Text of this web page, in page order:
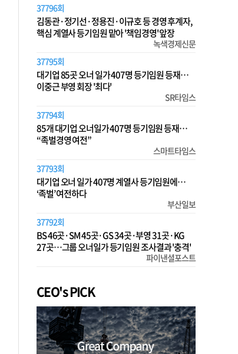
37796회
김동관·정기선·정용진·이규호 등 경영 후계자,
핵심 계열사 등기임원 맡아 '책임경영' 앞장
녹색경제신문
37795회
대기업 85곳 오너 일가 407명 등기임원 등재…
이중근 부영 회장 '최다'
SR타임스
37794회
85개 대기업 오너일가 407명 등기임원 등재…
“족벌경영 여전”
스마트타임스
37793회
대기업 오너 일가 407명 계열사 등기임원에…
‘족벌’ 여전하다
부산일보
37792회
BS 46곳·SM 45곳·GS 34곳·부영 31곳·KG
27곳…그룹 오너일가 등기임원 조사결과 '충격'
파이낸셜포스트
CEO's PICK